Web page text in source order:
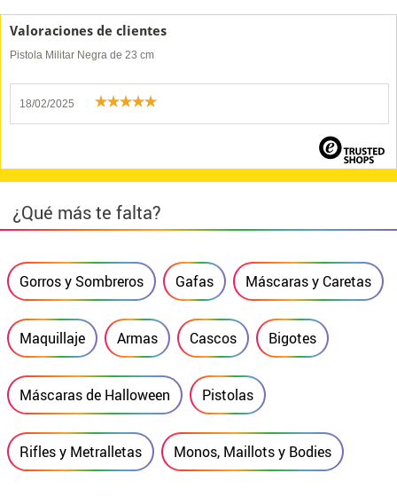
Valoraciones de clientes
Pistola Militar Negra de 23 cm
18/02/2025
¿Qué más te falta?
Gorros y Sombreros Gafas Máscaras y Caretas
Maquillaje Armas Cascos Bigotes
Máscaras de Halloween Pistolas
Rifles y Metralletas Monos, Maillots y Bodies